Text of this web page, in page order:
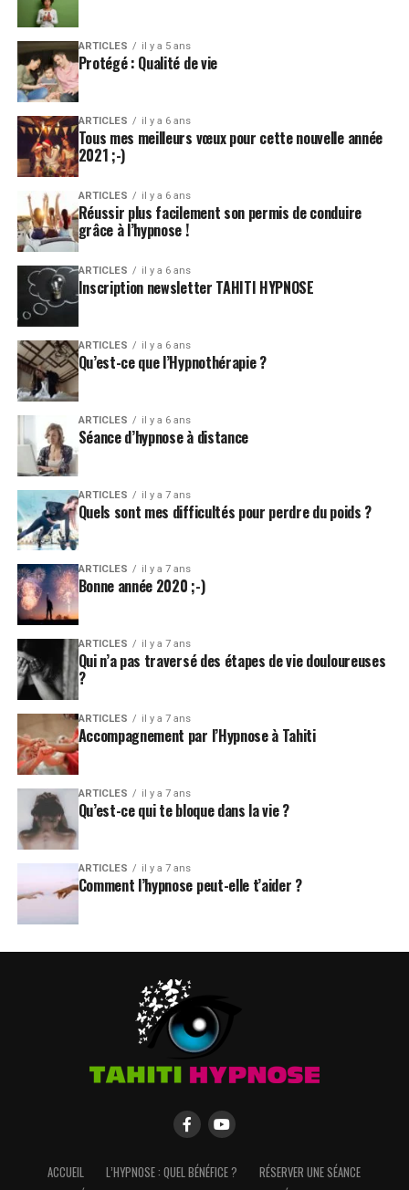
ARTICLES il y a 5 ans
Protégé : Qualité de vie
ARTICLES il y a 6 ans
Tous mes meilleurs vœux pour cette nouvelle année
2021 ;-)
ARTICLES il y a 6 ans
Réussir plus facilement son permis de conduire
grâce à l’hypnose !
ARTICLES il y a 6 ans
Inscription newsletter TAHITI HYPNOSE
ARTICLES il y a 6 ans
Qu’est-ce que l’Hypnothérapie ?
ARTICLES il y a 6 ans
Séance d’hypnose à distance
ARTICLES il y a 7 ans
Quels sont mes difficultés pour perdre du poids ?
ARTICLES il y a 7 ans
Bonne année 2020 ;-)
ARTICLES il y a 7 ans
Qui n’a pas traversé des étapes de vie douloureuses
?
ARTICLES il y a 7 ans
Accompagnement par l’Hypnose à Tahiti
ARTICLES il y a 7 ans
Qu’est-ce qui te bloque dans la vie ?
ARTICLES il y a 7 ans
Comment l’hypnose peut-elle t’aider ?
ACCUEIL L’HYPNOSE : QUEL BÉNÉFICE ?
RÉSERVER UNE SÉANCE